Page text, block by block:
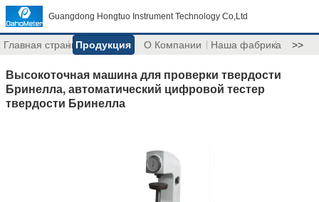
Guangdong Hongtuo Instrument Technology Co,Ltd
Главная страницаПродукция О Компании Наша фабрика >>
Высокоточная машина для проверки твердости
Бринелла, автоматический цифровой тестер
твердости Бринелла